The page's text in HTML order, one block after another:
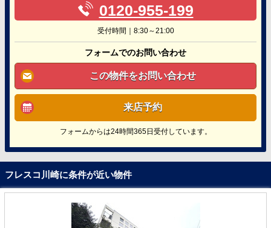
0120-955-199
受付時間｜8:30～21:00
フォームでのお問い合わせ
この物件をお問い合わせ
来店予約
フォームからは24時間365日受付しています。
フレスコ川崎に条件が近い物件